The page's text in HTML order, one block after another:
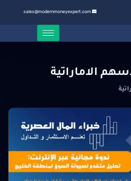
sales@modernmoneyexpert.com
الاماراتية